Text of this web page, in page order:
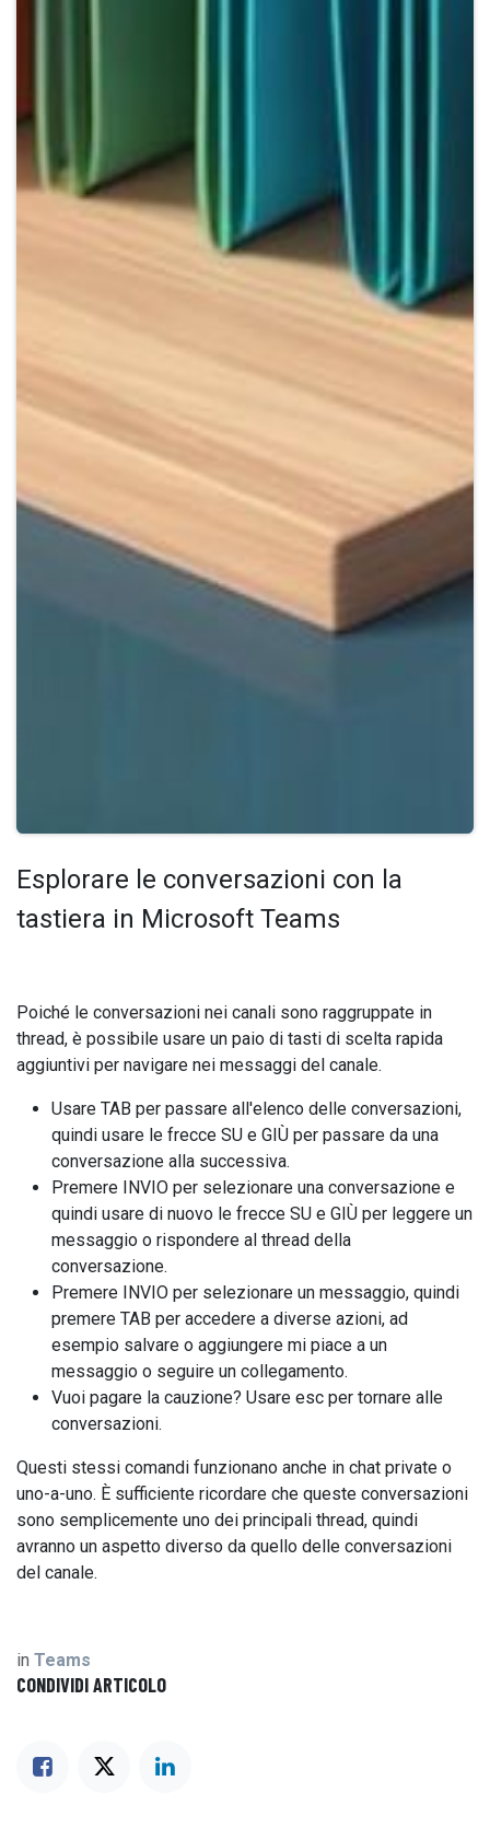
Esplorare le conversazioni con la
tastiera in Microsoft Teams
Poiché le conversazioni nei canali sono raggruppate in
thread, è possibile usare un paio di tasti di scelta rapida
aggiuntivi per navigare nei messaggi del canale.
Usare TAB per passare all'elenco delle conversazioni,
quindi usare le frecce SU e GIÙ per passare da una
conversazione alla successiva.
Premere INVIO per selezionare una conversazione e
quindi usare di nuovo le frecce SU e GIÙ per leggere un
messaggio o rispondere al thread della
conversazione.
Premere INVIO per selezionare un messaggio, quindi
premere TAB per accedere a diverse azioni, ad
esempio salvare o aggiungere mi piace a un
messaggio o seguire un collegamento.
Vuoi pagare la cauzione? Usare esc per tornare alle
conversazioni.
Questi stessi comandi funzionano anche in chat private o
uno-a-uno. È sufficiente ricordare che queste conversazioni
sono semplicemente uno dei principali thread, quindi
avranno un aspetto diverso da quello delle conversazioni
del canale.
in Teams
CONDIVIDI ARTICOLO